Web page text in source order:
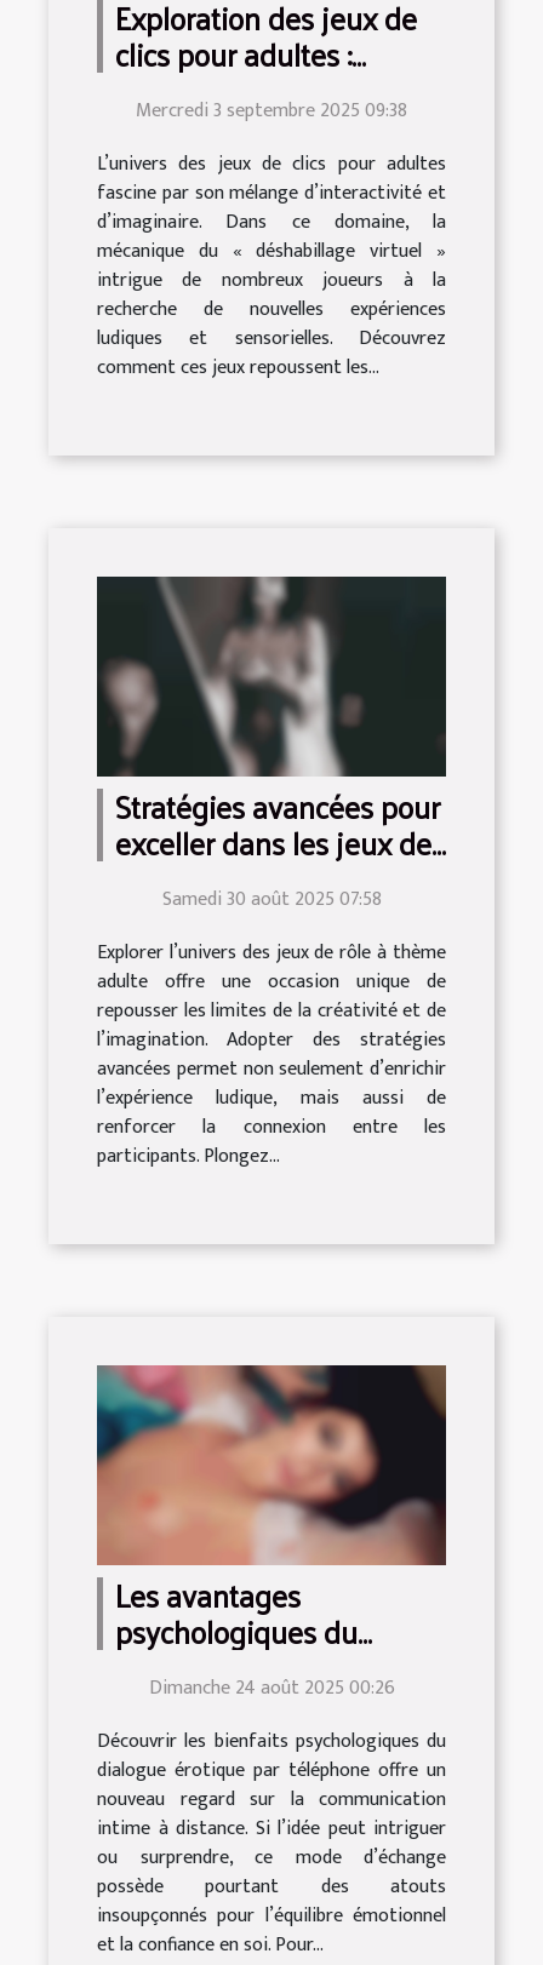
Exploration des jeux de
clics pour adultes :
comment déshabiller
virtuellement ?
Mercredi 3 septembre 2025 09:38
L’univers des jeux de clics pour adultes
fascine par son mélange d’interactivité et
d’imaginaire. Dans ce domaine, la
mécanique du « déshabillage virtuel »
intrigue de nombreux joueurs à la
recherche de nouvelles expériences
ludiques et sensorielles. Découvrez
comment ces jeux repoussent les...
Stratégies avancées pour
exceller dans les jeux de
rôle à thème adulte
Samedi 30 août 2025 07:58
Explorer l’univers des jeux de rôle à thème
adulte offre une occasion unique de
repousser les limites de la créativité et de
l’imagination. Adopter des stratégies
avancées permet non seulement d’enrichir
l’expérience ludique, mais aussi de
renforcer la connexion entre les
participants. Plongez...
Les avantages
psychologiques du
dialogue érotique par
téléphone ?
Dimanche 24 août 2025 00:26
Découvrir les bienfaits psychologiques du
dialogue érotique par téléphone offre un
nouveau regard sur la communication
intime à distance. Si l’idée peut intriguer
ou surprendre, ce mode d’échange
possède pourtant des atouts
insoupçonnés pour l’équilibre émotionnel
et la confiance en soi. Pour...